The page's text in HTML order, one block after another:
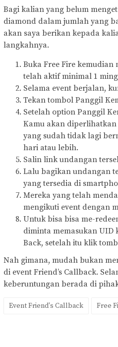
Bagi kalian yang belum
diamond dalam jumlah yang
akan saya berikan kepada
langkahnya.
Buka Free Fire kemudian
telah aktif minimal 1
Selama event berjalan,
Tekan tombol Panggil
Setelah option Panggil
Kamu akan
yang sudah tidak lagi
hari atau lebih.
Salin link undangan
Lalu bagikan undangan
yang tersedia di
Mereka yang telah
mengikuti event dengan
Untuk bisa bisa me-
diminta memasukan UID
Back, setelah itu klik
Nah gimana, mudah bukan
di event Friend’s Callback.
keberuntungan berada di
Event Friend's Callback Free